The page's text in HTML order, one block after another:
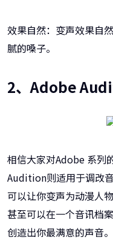
效果自然：变声效果自
腻的嗓子。
2、Adobe
相信大家对Adobe 系列
Audition则适用于调改
可以让你变声为动漫人
甚至可以在一个音讯档
创造出你最满意的声音